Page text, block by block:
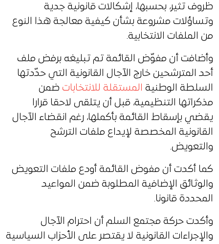
ظروف تثير، بحسبها، إشكالات قانونية جدية
وتساؤلات مشروعة بشأن كيفية معالجة هذا النوع
من الملفات الانتخابية.
وأضافت أن مفوّض القائمة تم تبليغه برفض ملف
أحد المترشحين خارج الآجال القانونية التي حدّدتها
السلطة الوطنية المستقلة للانتخابات ضمن
مذكراتها التنظيمية، قبل أن يتلقى لاحقا قرارا
يقضي بإسقاط القائمة بأكملها، رغم انقضاء الآجال
القانونية المخصصة لإيداع ملفات الترشح
والتعويض.
كما أكدت أن مفوض القائمة أودع ملفات التعويض
والوثائق الإضافية المطلوبة ضمن المواعيد
المحددة قانونا.
وأكدت حركة مجتمع السلم أن احترام الآجال
والإجراءات القانونية لا يقتصر على الأحزاب السياسية